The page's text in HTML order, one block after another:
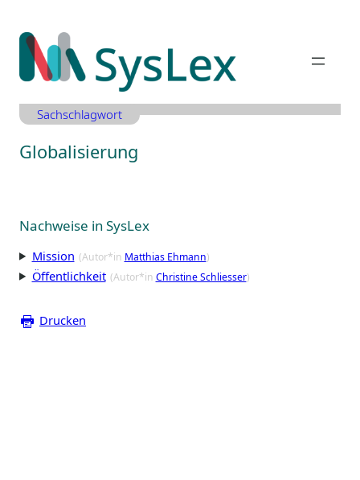
Inhalt
springen
Sachschlagwort
Globalisierung
Nachweise in SysLex
Mission (Autor*in Matthias Ehmann)
Öffentlichkeit (Autor*in Christine Schliesser)
Drucken